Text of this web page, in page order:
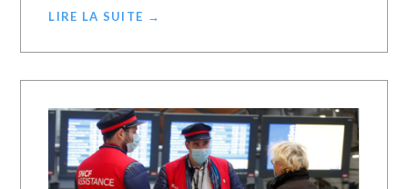
LIRE LA SUITE →